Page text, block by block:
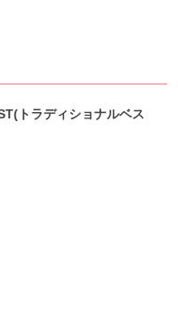
トラディショナルベス